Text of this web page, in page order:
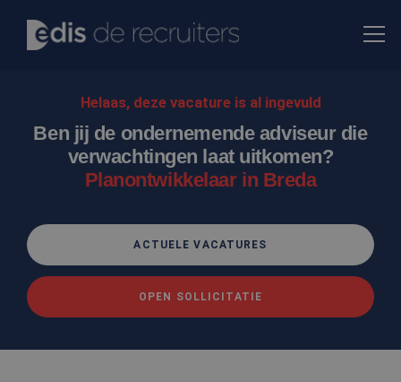
Helaas, deze vacature is al ingevuld
Ben jij de ondernemende adviseur die
verwachtingen laat uitkomen?
Planontwikkelaar in Breda
ACTUELE VACATURES
OPEN SOLLICITATIE